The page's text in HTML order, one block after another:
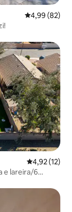
4,99 de uma
4,99 (82)
4,92 de uma
4,92 (12)
e lareira/6